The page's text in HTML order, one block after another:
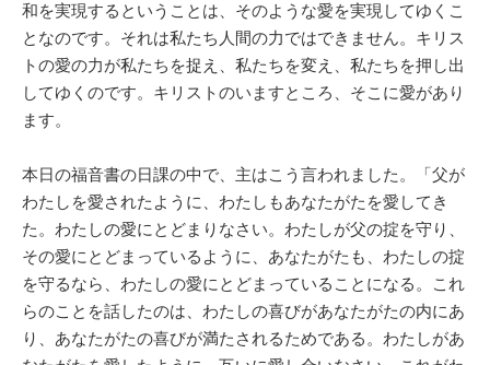
和を実現するということは、そのような愛を実現してゆくこ
となのです。それは私たち人間の力ではできません。キリス
トの愛の力が私たちを捉え、私たちを変え、私たちを押し出
してゆくのです。キリストのいますところ、そこに愛があり
ます。
本日の福音書の日課の中で、主はこう言われました。「父が
わたしを愛されたように、わたしもあなたがたを愛してき
た。わたしの愛にとどまりなさい。わたしが父の掟を守り、
その愛にとどまっているように、あなたがたも、わたしの掟
を守るなら、わたしの愛にとどまっていることになる。これ
らのことを話したのは、わたしの喜びがあなたがたの内にあ
り、あなたがたの喜びが満たされるためである。わたしがあ